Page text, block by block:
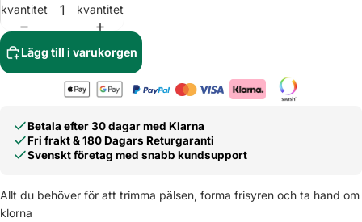
kvantitet
kvantitet
Lägg till i varukorgen
Betala efter 30 dagar med Klarna
Fri frakt & 180 Dagars Returgaranti
Svenskt företag med snabb kundsupport
Allt du behöver för att trimma pälsen, forma frisyren och ta hand om
klorna